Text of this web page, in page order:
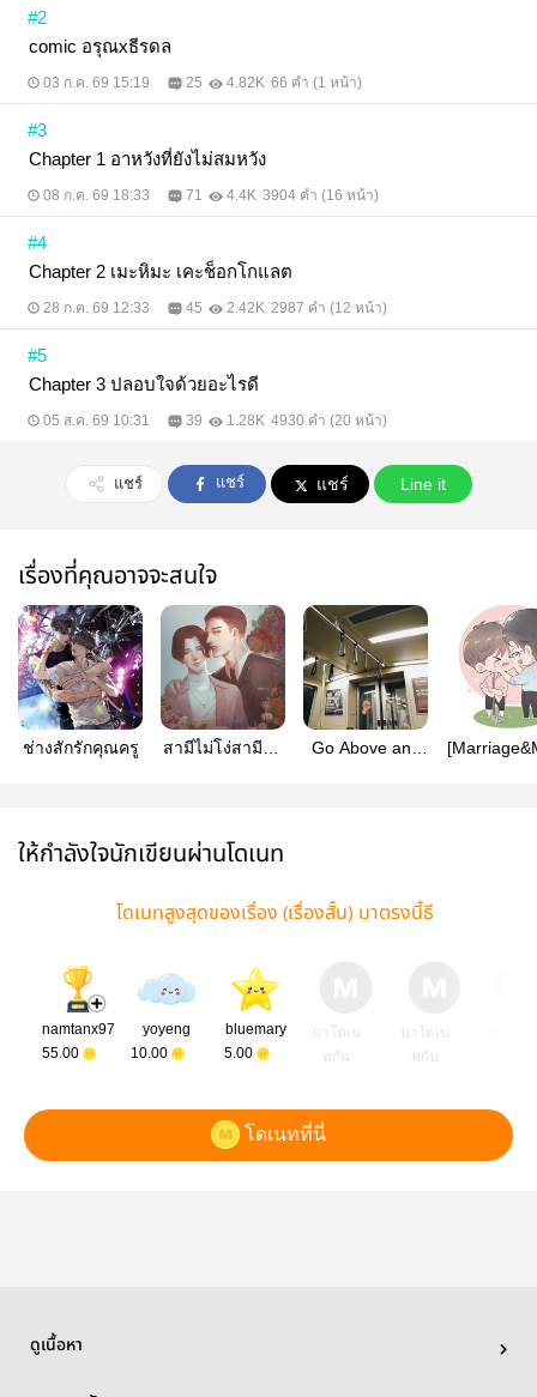
#2
comic อรุณxธีรดล
03 ก.ค. 69 15:19 25 4.82K 66 คำ (1 หน้า)
#3
Chapter 1 อาหวังที่ยังไม่สมหวัง
08 ก.ค. 69 18:33 71 4.4K 3904 คำ (16 หน้า)
#4
Chapter 2 เมะหิมะ เคะช็อกโกแลต
28 ก.ค. 69 12:33 45 2.42K 2987 คำ (12 หน้า)
#5
Chapter 3 ปลอบใจด้วยอะไรดี
05 ส.ค. 69 10:31 39 1.28K 4930 คำ (20 หน้า)
แชร์ แชร์ แชร์ Line it
เรื่องที่คุณอาจจะสนใจ
ช่างสักรักคุณครู
สามีไม่โง่สามีแค่
Go Above and
ให้กำลังใจนักเขียนผ่านโดเนท
โดเนทสูงสุดของเรื่อง (เรื่องสั้น) มาตรงนี้ธี
namtanx97
55.00
yoyeng
10.00
bluemary
5.00
มาโดเน
ทกัน
มาโดเน
ทกัน
โดเนทที่นี่
ดูเนื้อหา